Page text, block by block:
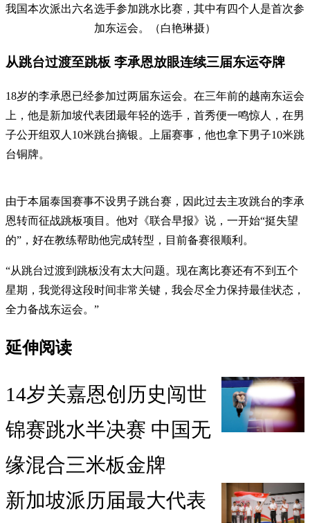
我国本次派出六名选手参加跳水比赛，其中有四个人是首次参
加东运会。（白艳琳摄）
从跳台过渡至跳板 李承恩放眼连续三届东运夺牌
18岁的李承恩已经参加过两届东运会。在三年前的越南东运会
上，他是新加坡代表团最年轻的选手，首秀便一鸣惊人，在男
子公开组双人10米跳台摘银。上届赛事，他也拿下男子10米跳
台铜牌。
由于本届泰国赛事不设男子跳台赛，因此过去主攻跳台的李承
恩转而征战跳板项目。他对《联合早报》说，一开始“挺失望
的”，好在教练帮助他完成转型，目前备赛很顺利。
“从跳台过渡到跳板没有太大问题。现在离比赛还有不到五个
星期，我觉得这段时间非常关键，我会尽全力保持最佳状态，
全力备战东运会。”
延伸阅读
14岁关嘉恩创历史闯世
锦赛跳水半决赛 中国无
缘混合三米板金牌
新加坡派历届最大代表